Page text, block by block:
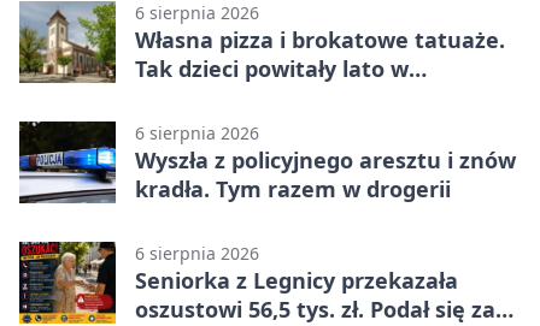
6 sierpnia 2026
Własna pizza i brokatowe tatuaże.
Tak dzieci powitały lato w
6 sierpnia 2026
Wyszła z policyjnego aresztu i znów
kradła. Tym razem w drogerii
6 sierpnia 2026
Seniorka z Legnicy przekazała
oszustowi 56,5 tys. zł. Podał się za